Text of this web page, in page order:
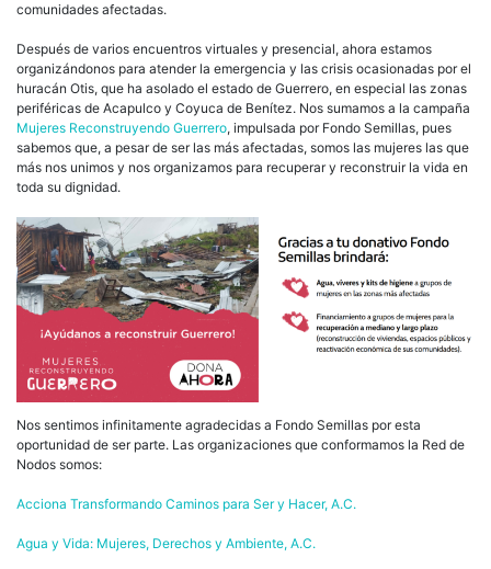
comunidades afectadas.
Después de varios encuentros virtuales y presencial, ahora estamos
organizándonos para atender la emergencia y las crisis ocasionadas por el
huracán Otis, que ha asolado el estado de Guerrero, en especial las zonas
periféricas de Acapulco y Coyuca de Benítez. Nos sumamos a la campaña
Mujeres Reconstruyendo Guerrero, impulsada por Fondo Semillas, pues
sabemos que, a pesar de ser las más afectadas, somos las mujeres las que
más nos unimos y nos organizamos para recuperar y reconstruir la vida en
toda su dignidad.
Nos sentimos infinitamente agradecidas a Fondo Semillas por esta
oportunidad de ser parte. Las organizaciones que conformamos la Red de
Nodos somos:
Acciona Transformando Caminos para Ser y Hacer, A.C.
Agua y Vida: Mujeres, Derechos y Ambiente, A.C.